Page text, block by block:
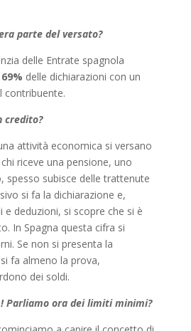
parte del versato?
delle Entrate spagnola
69% delle dichiarazioni con un
contribuente.
credito?
attività economica si versano
riceve una pensione, uno
spesso subisce delle trattenute
si fa la dichiarazione e,
e deduzioni, si scopre che si è
In Spagna questa cifra si
Se non si presenta la
fa almeno la prova,
dei soldi.
Parliamo ora dei limiti minimi?